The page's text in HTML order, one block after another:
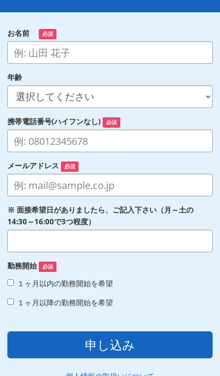
お名前 必須
年齢
携帯電話番号(ハイフンなし) 必須
メールアドレス 必須
※ 面接希望日がありましたら、ご記入下さい（月～土の
14:30～16:00で3つ程度）
勤務開始 必須
１ヶ月以内の勤務開始を希望
１ヶ月以降の勤務開始を希望
申し込み